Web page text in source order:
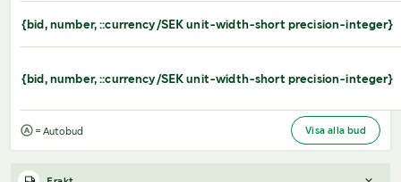
{bid, number, ::currency/SEK unit-width-short precision-integer}
{bid, number, ::currency/SEK unit-width-short precision-integer}
= Autobud Visa alla bud